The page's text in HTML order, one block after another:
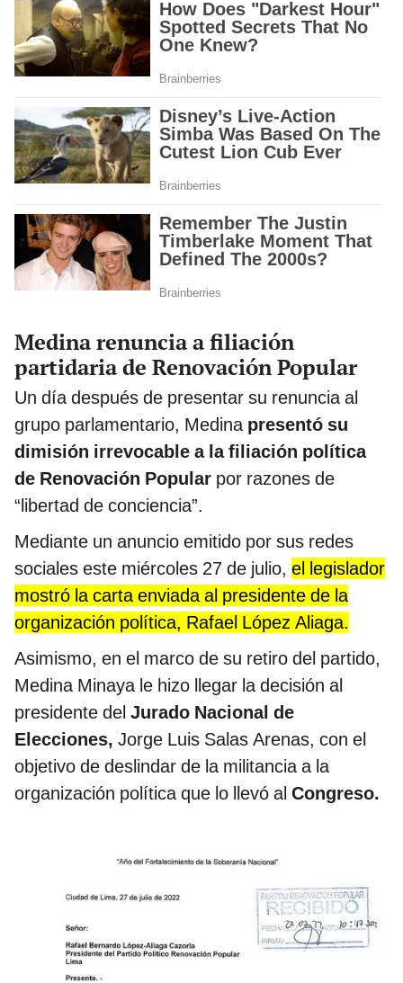
Medina renuncia a filiación
partidaria de Renovación Popular
Un día después de presentar su renuncia al
grupo parlamentario, Medina presentó su
dimisión irrevocable a la filiación política
de Renovación Popular por razones de
“libertad de conciencia”.
Mediante un anuncio emitido por sus redes
sociales este miércoles 27 de julio, el legislador
mostró la carta enviada al presidente de la
organización política, Rafael López Aliaga.
Asimismo, en el marco de su retiro del partido,
Medina Minaya le hizo llegar la decisión al
presidente del Jurado Nacional de
Elecciones, Jorge Luis Salas Arenas, con el
objetivo de deslindar de la militancia a la
organización política que lo llevó al Congreso.